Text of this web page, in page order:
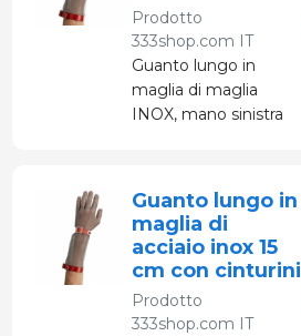
Prodotto
333shop.com IT
Guanto lungo in
maglia di maglia
INOX, mano sinistra
Guanto lungo in
maglia di
acciaio inox 15
cm con cinturini
Prodotto
333shop.com IT